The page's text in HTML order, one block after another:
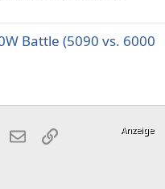
Battle (5090 vs. 6000
E-MailLink